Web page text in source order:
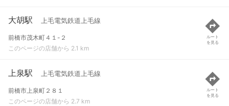
大胡駅 上毛電気鉄道上毛線
前橋市茂木町４１-２
このページの店舗から 2.1 km
ルート
を見る
上泉駅 上毛電気鉄道上毛線
前橋市上泉町２８１
このページの店舗から 2.7 km
ルート
を見る